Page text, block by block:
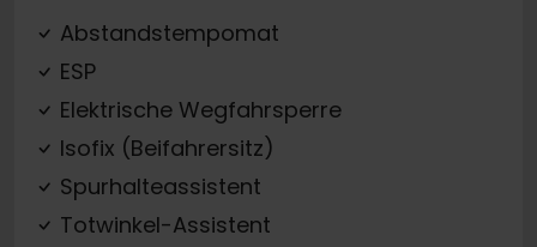
Abstandstempomat
ESP
Elektrische Wegfahrsperre
Isofix (Beifahrersitz)
Spurhalteassistent
Totwinkel-Assistent